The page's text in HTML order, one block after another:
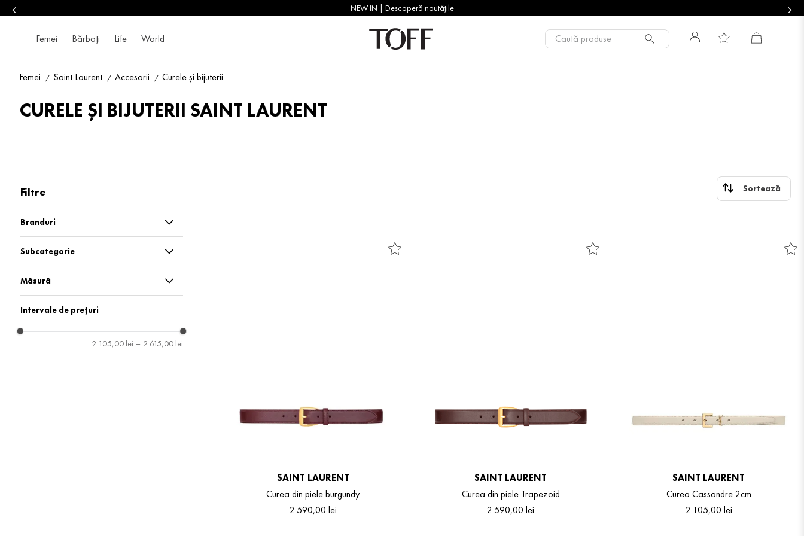
NEW IN | Descoperă noutățile
Femei Bărbați Life World Caută produse
Femei Saint Laurent Accesorii Curele și bijuterii
CURELE ȘI BIJUTERII SAINT LAURENT
Filtre
Branduri
Saint Laurent
Subcategorie
Bijuterii
Curele
Măsură
75
80
Intervale de prețuri
2.105,00 lei – 2.615,00 lei
SAINT LAURENT
Curea din piele burgundy
2.590,00 lei
SAINT LAURENT
Curea din piele Trapezoid
2.590,00 lei
SAINT LAURENT
Curea Cassandre 2cm
2.105,00 lei